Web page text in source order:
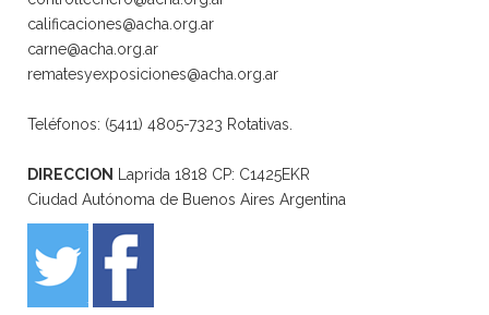
calificaciones@acha.org.ar
carne@acha.org.ar
rematesyexposiciones@acha.org.ar
Teléfonos: (5411) 4805-7323 Rotativas.
DIRECCION Laprida 1818 CP: C1425EKR
Ciudad Autónoma de Buenos Aires Argentina